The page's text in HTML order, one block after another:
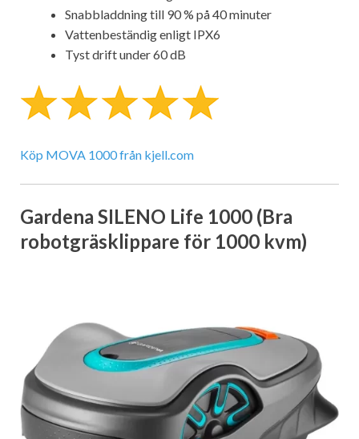
Snabbladdning till 90 % på 40 minuter
Vattenbeständig enligt IPX6
Tyst drift under 60 dB
Köp MOVA 1000 från kjell.com
Gardena SILENO Life 1000 (Bra
robotgräsklippare för 1000 kvm)